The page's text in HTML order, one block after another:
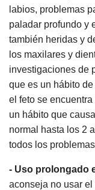
labios, problemas
paladar profundo y
también heridas y
los maxilares y
investigaciones de
que es un hábito
el feto se
un hábito que
normal hasta los 2
todos los
- Uso prolongado
aconseja no usar